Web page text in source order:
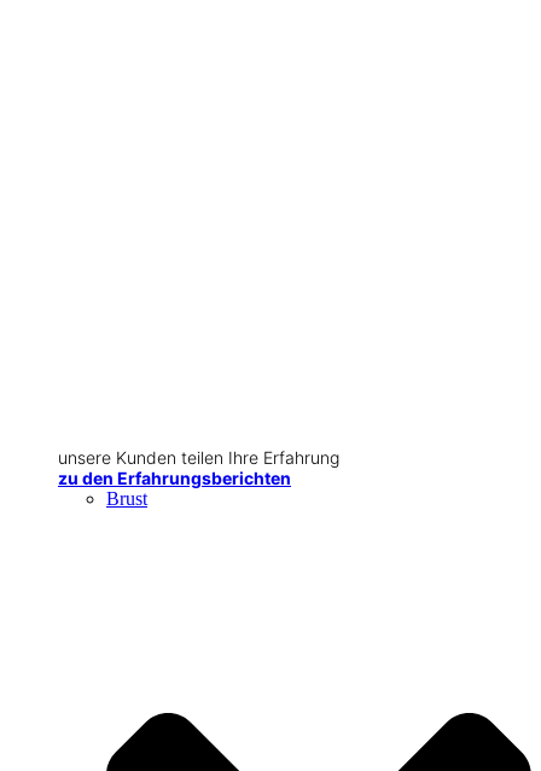
unsere Kunden teilen Ihre Erfahrung
zu den Erfahrungsberichten
Brust